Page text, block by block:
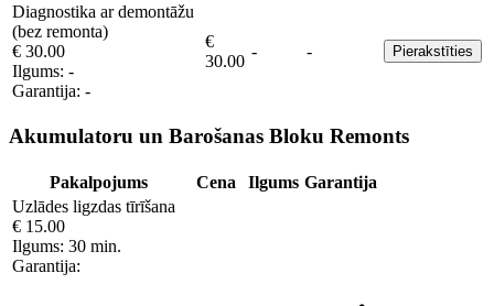
Diagnostika ar demontāžu
(bez remonta)
€ 30.00
Ilgums: -
Garantija: -
€
30.00
- - Pierakstīties
Akumulatoru un Barošanas Bloku Remonts
Pakalpojums Cena Ilgums Garantija
Uzlādes ligzdas tīrīšana
€ 15.00
Ilgums: 30 min.
Garantija: